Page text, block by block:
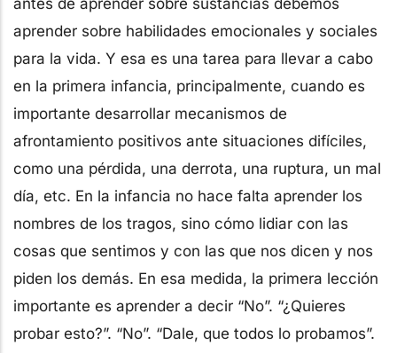
aprender sobre habilidades emocionales y sociales
para la vida. Y esa es una tarea para llevar a cabo
en la primera infancia, principalmente, cuando es
importante desarrollar mecanismos de
afrontamiento positivos ante situaciones difíciles,
como una pérdida, una derrota, una ruptura, un mal
día, etc. En la infancia no hace falta aprender los
nombres de los tragos, sino cómo lidiar con las
cosas que sentimos y con las que nos dicen y nos
piden los demás. En esa medida, la primera lección
importante es aprender a decir “No”. “¿Quieres
probar esto?”. “No”. “Dale, que todos lo probamos”.